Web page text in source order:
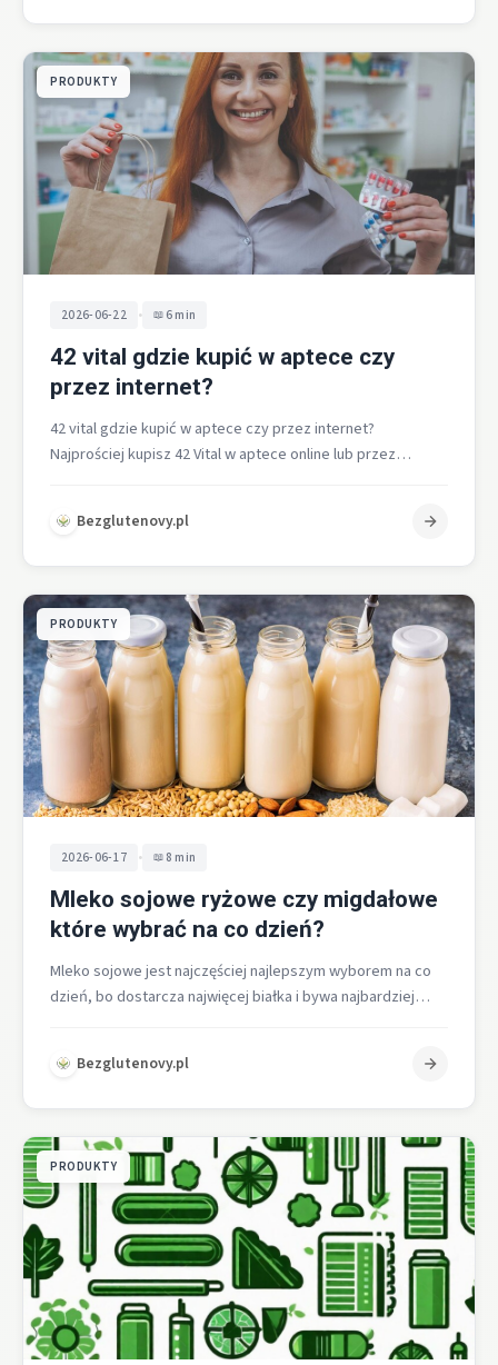
PRODUKTY
2026-06-22 • 6 min
42 vital gdzie kupić w aptece czy
przez internet?
42 vital gdzie kupić w aptece czy przez internet?
Najprościej kupisz 42 Vital w aptece online lub przez
Bezglutenovy.pl
PRODUKTY
2026-06-17 • 8 min
Mleko sojowe ryżowe czy migdałowe
które wybrać na co dzień?
Mleko sojowe jest najczęściej najlepszym wyborem na co
dzień, bo dostarcza najwięcej białka i bywa najbardziej
Bezglutenovy.pl
PRODUKTY